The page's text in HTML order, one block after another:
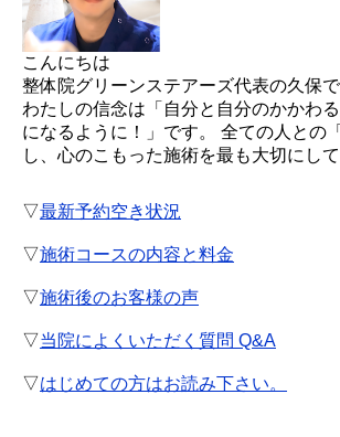
こんにちは
整体院グリーンステアーズ代表の久保で
わたしの信念は「自分と自分のかかわ
になるように！」です。 全ての人との
し、心のこもった施術を最も大切にして
▽最新予約空き状況
▽施術コースの内容と料金
▽施術後のお客様の声
▽当院によくいただく質問 Q&A
▽はじめての方はお読み下さい。